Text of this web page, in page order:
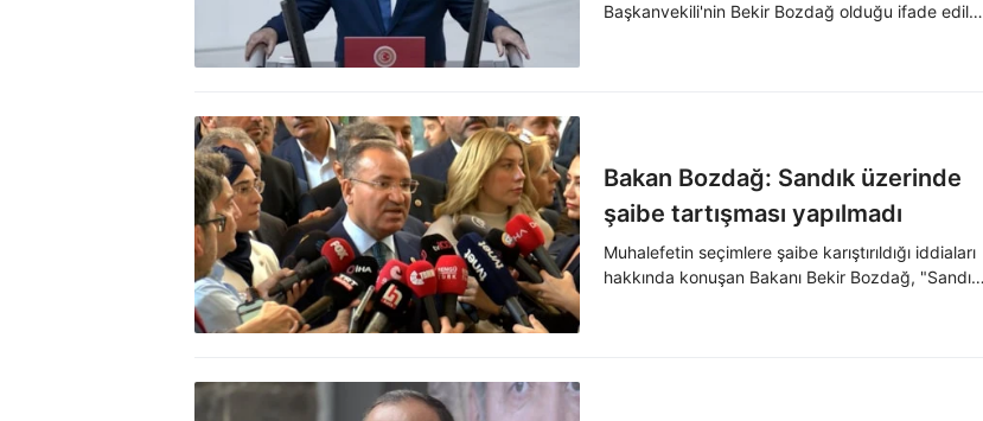
Başkanvekili'nin Bekir Bozdağ olduğu ifade edildi.
Bakan Bozdağ: Sandık üzerinde
şaibe tartışması yapılmadı
Muhalefetin seçimlere şaibe karıştırıldığı iddiaları
hakkında konuşan Bakanı Bekir Bozdağ, "Sandık